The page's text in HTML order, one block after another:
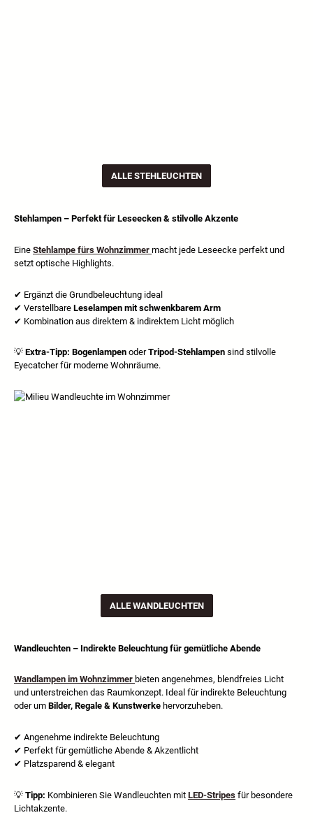
ALLE STEHLEUCHTEN
Stehlampen – Perfekt für Leseecken & stilvolle Akzente
Eine Stehlampe fürs Wohnzimmer macht jede Leseecke perfekt und
setzt optische Highlights.
✔ Ergänzt die Grundbeleuchtung ideal
✔ Verstellbare Leselampen mit schwenkbarem Arm
✔ Kombination aus direktem & indirektem Licht möglich
💡 Extra-Tipp: Bogenlampen oderTripod-Stehlampen sind stilvolle
Eyecatcher für moderne Wohnräume.
ALLE WANDLEUCHTEN
Wandleuchten – Indirekte Beleuchtung für gemütliche Abende
Wandlampen im Wohnzimmer bieten angenehmes, blendfreies Licht
und unterstreichen das Raumkonzept. Ideal für indirekte Beleuchtung
oder um Bilder, Regale & Kunstwerke hervorzuheben.
✔ Angenehme indirekte Beleuchtung
✔ Perfekt für gemütliche Abende & Akzentlicht
✔ Platzsparend & elegant
💡 Tipp: Kombinieren Sie Wandleuchten mit LED-Stripes für besondere
Lichtakzente.